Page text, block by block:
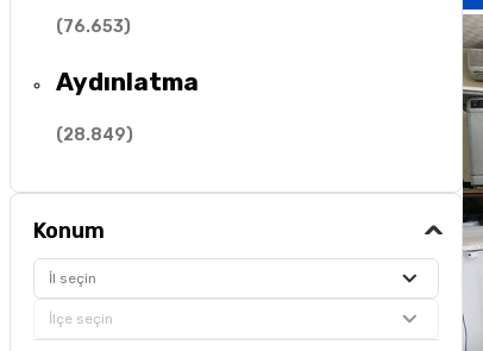
(76.653)
Aydınlatma
(28.849)
Konum
İl seçin
İlçe seçin